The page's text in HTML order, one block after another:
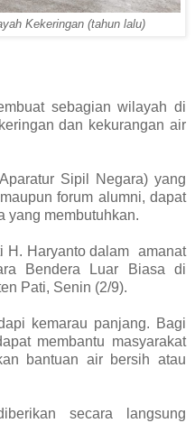
Kekeringan (tahun lalu)
sebagian wilayah di
dan kekurangan air
Sipil Negara) yang
forum alumni, dapat
yang membutuhkan.
H. Haryanto dalam amanat
Bendera Luar Biasa di
Pati, Senin (2/9).
kemarau panjang. Bagi
membantu masyarakat
bantuan air bersih atau
secara langsung